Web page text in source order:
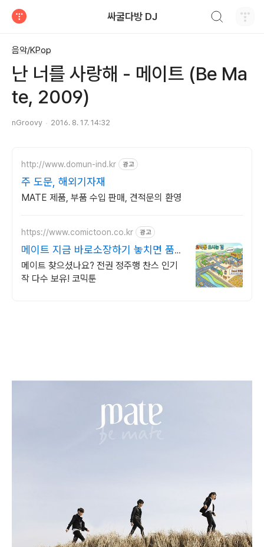
싸굴다방 DJ
음악/KPop
난 너를 사랑해 - 메이트 (Be Ma
te, 2009)
nGroovy 2016. 8. 17. 14:32
http://www.domun-ind.kr 광고
주 도문, 해외기자재
MATE 제품, 부품 수입 판매, 견적문의 환영
https://www.comictoon.co.kr 광고
메이트 지금 바로소장하기 놓치면 품절
판타지 전권세트
메이트 찾으셨나요? 전권 정주행 찬스 인기
작 다수 보유! 코믹툰